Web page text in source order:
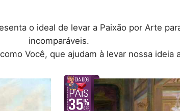
o ideal de levar a Paixão por Arte
incomparáveis.
Você, que ajudam à levar nossa ideia